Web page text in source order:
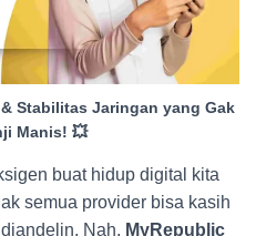
Stabilitas Jaringan yang Gak
Manis! 💥
buat hidup digital kita
semua provider bisa kasih
Nah, MyRepublic